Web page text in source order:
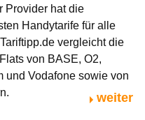
Provider hat die
Handytarife für alle
vergleicht die
von BASE, O2,
und Vodafone sowie von
weiter